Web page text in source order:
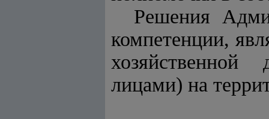
Решения
компетенции,
лицами) на